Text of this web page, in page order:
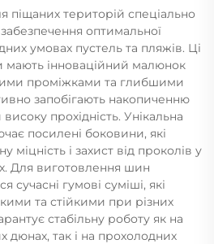
піщаних територій спеціально
оптимальної
умовах пустель та пляжів. Ці
мають інноваційний малюнок
проміжками та глибшими
запобігають накопиченню
прохідність. Унікальна
посилені боковини, які
міцність і захист від проколів у
Для виготовлення шин
сучасні гумові суміші, які
та стійкими при різних
стабільну роботу як на
дюнах, так і на прохолодних